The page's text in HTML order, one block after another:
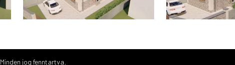
Minden jog fenntartva.